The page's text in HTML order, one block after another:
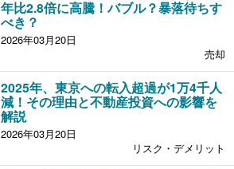
年比2.8倍に高騰！バブル？暴落待ちす
べき？
2026年03月20日
売却
2025年、東京への転入超過が1万4千人
減！その理由と不動産投資への影響を
解説
2026年03月20日
リスク・デメリット